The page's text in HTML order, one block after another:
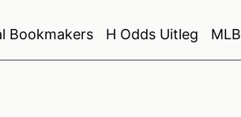
Bookmakers H Odds Uitleg